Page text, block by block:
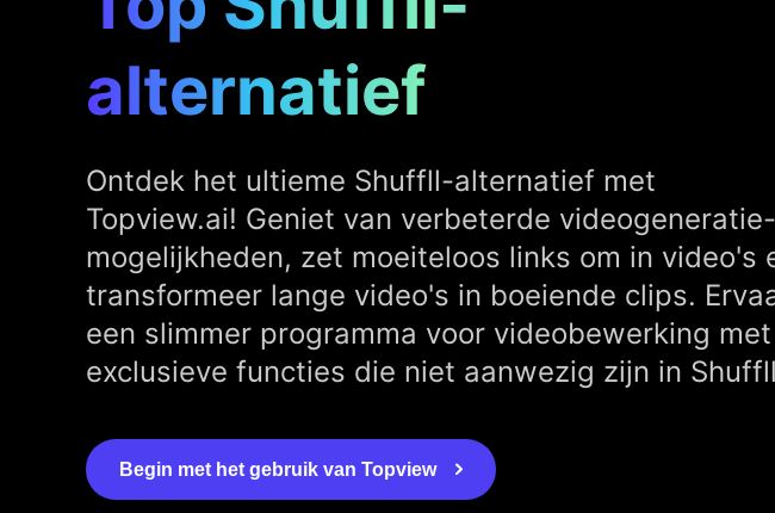
alternatief
Ontdek het ultieme Shuffll-alternatief met
Topview.ai! Geniet van verbeterde videogeneratie-
mogelijkheden, zet moeiteloos links om in video's
transformeer lange video's in boeiende clips.
een slimmer programma voor videobewerking met
exclusieve functies die niet aanwezig zijn in
Begin met het gebruik van Topview